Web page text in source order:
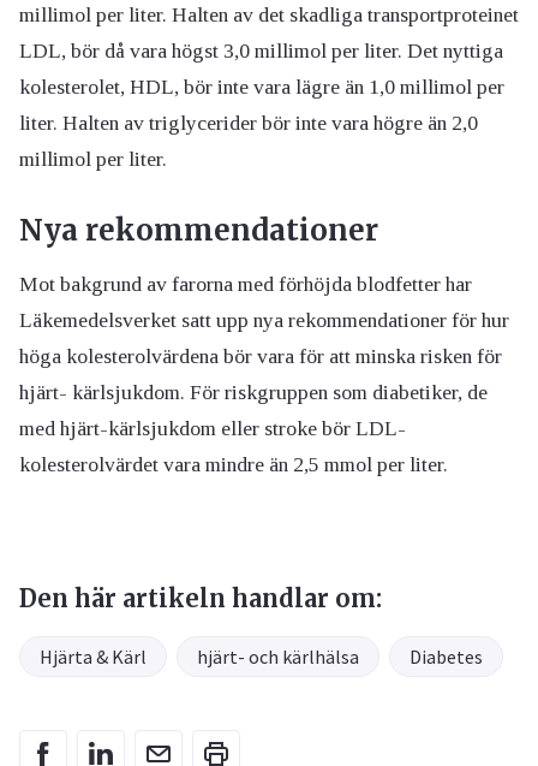
millimol per liter. Halten av det skadliga transportproteinet
LDL, bör då vara högst 3,0 millimol per liter. Det nyttiga
kolesterolet, HDL, bör inte vara lägre än 1,0 millimol per
liter. Halten av triglycerider bör inte vara högre än 2,0
millimol per liter.
Nya rekommendationer
Mot bakgrund av farorna med förhöjda blodfetter har
Läkemedelsverket satt upp nya rekommendationer för hur
höga kolesterolvärdena bör vara för att minska risken för
hjärt- kärlsjukdom. För riskgruppen som diabetiker, de
med hjärt-kärlsjukdom eller stroke bör LDL-
kolesterolvärdet vara mindre än 2,5 mmol per liter.
Den här artikeln handlar om:
Hjärta & Kärl hjärt- och kärlhälsa Diabetes